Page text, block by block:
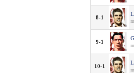
8-1
9-1
10-1